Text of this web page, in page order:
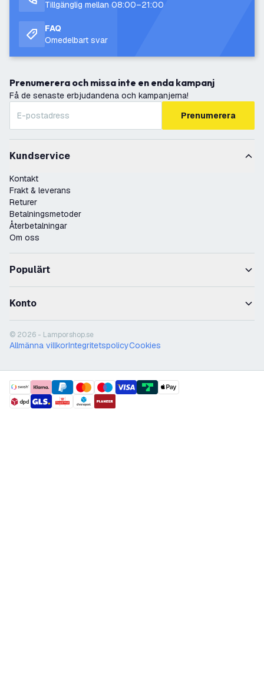
Tillgänglig mellan 08:00–21:00
FAQ
Omedelbart svar
Prenumerera och missa inte en enda kampanj
Få de senaste erbjudandena och kampanjerna!
Prenumerera
Kundservice
Kontakt
Frakt & leverans
Returer
Betalningsmetoder
Återbetalningar
Om oss
Populärt
Konto
© 2026 - Lamporshop.se
Allmänna villkorIntegritetspolicyCookies
payment methods
shipment methods